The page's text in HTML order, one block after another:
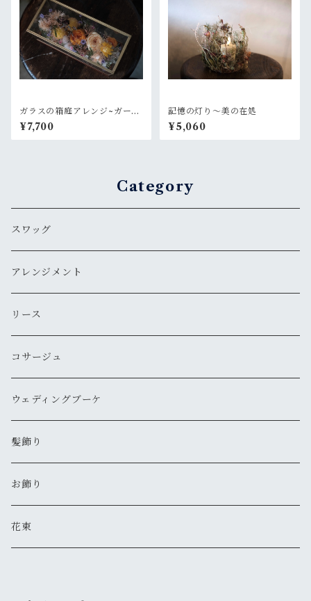
ガラスの箱庭アレンジ~ガーデ
ンオレンジ
¥7,700
記憶の灯り〜美の在処
¥5,060
Category
スワッグ
アレンジメント
リース
コサージュ
ウェディングブーケ
髪飾り
お飾り
花束